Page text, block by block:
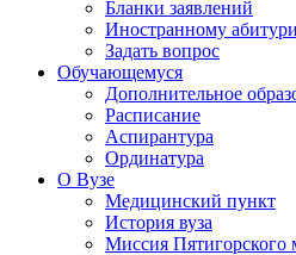
Бланки заявлений
Иностранному
Задать вопрос
Обучающемуся
Дополнительное
Расписание
Аспирантура
Ординатура
О Вузе
Медицинский пункт
История вуза
Миссия Пятигорского